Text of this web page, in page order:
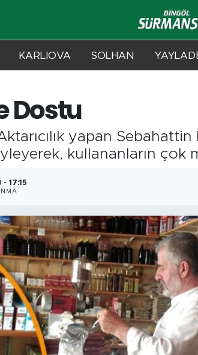
KARLIOVA SOLHAN
Dostu
yapan Sebahattin
kullananların çok
17:15